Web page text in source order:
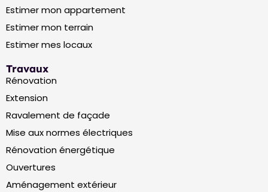
Estimer mon appartement
Estimer mon terrain
Estimer mes locaux
Travaux
Rénovation
Extension
Ravalement de façade
Mise aux normes électriques
Rénovation énergétique
Ouvertures
Aménagement extérieur